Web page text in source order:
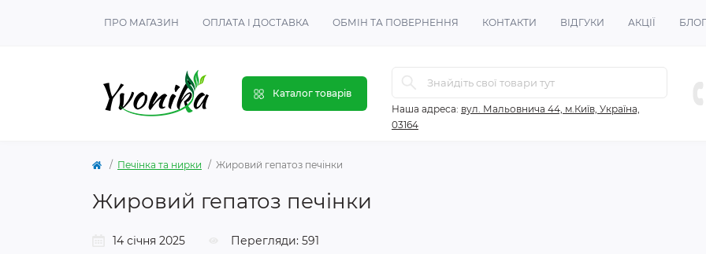
ПРО МАГАЗИН ОПЛАТА І ДОСТАВКА ОБМІН ТА ПОВЕРНЕННЯ КОНТАКТИ ВІДГУКИ АКЦІЇ БЛОГ
Каталог товарів
Наша адреса: вул. Мальовнича 44, м.Київ, Україна,
03164
Печінка та нирки Жировий гепатоз печінки
Жировий гепатоз печінки
14 січня 2025 Перегляди: 591